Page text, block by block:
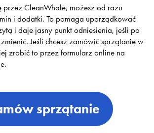
przez CleanWhale, możesz od razu
i dodatki. To pomaga uporządkować
i daje jasny punkt odniesienia, jeśli po
Jeśli chcesz zamówić sprzątanie w
zrobić to przez formularz online na
sprzątanie